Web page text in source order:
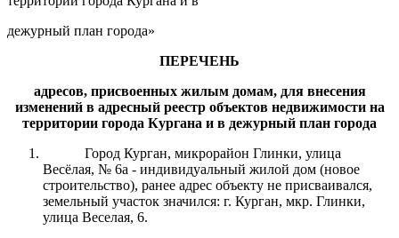
дежурный план города»
ПЕРЕЧЕНЬ
адресов, присвоенных жилым домам, для внесения
измененийв адресный реестр объектов недвижимости на
территории города Кургана и в дежурный план города
Город Курган, микрорайон Глинки, улица
Весёлая, № 6а - индивидуальный жилой дом (новое
строительство), ранее адрес объекту не присваивался,
земельный участок значился: г. Курган, мкр. Глинки,
улица Веселая, 6.